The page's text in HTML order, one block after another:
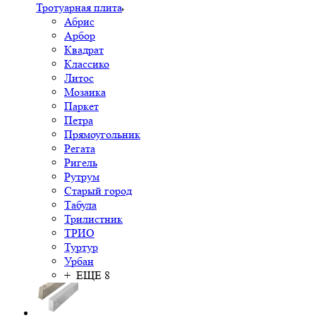
Тротуарная плита
Абрис
Арбор
Квадрат
Классико
Литос
Мозаика
Паркет
Петра
Прямоугольник
Регата
Ригель
Рутрум
Старый город
Табула
Трилистник
ТРИО
Туртур
Урбан
+ ЕЩЕ 8